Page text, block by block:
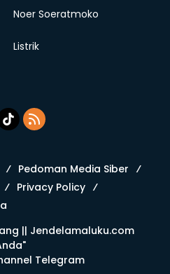
Noer Soeratmoko
Listrik
Pedoman Media Siber
Privacy Policy
|| Jendelamaluku.com
Telegram